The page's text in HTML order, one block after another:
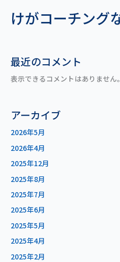
けがコーチング
最近のコメント
表示できるコメントはありません。
アーカイブ
2026年5月
2026年4月
2025年12月
2025年8月
2025年7月
2025年6月
2025年5月
2025年4月
2025年2月